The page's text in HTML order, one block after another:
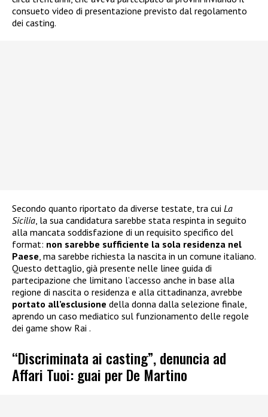
consueto video di presentazione previsto dal regolamento
dei casting.
Secondo quanto riportato da diverse testate, tra cui La
Sicilia , la sua candidatura sarebbe stata respinta in seguito
alla mancata soddisfazione di un requisito specifico del
format: non sarebbe sufficiente la sola residenza nel
Paese , ma sarebbe richiesta la nascita in un comune italiano.
Questo dettaglio, già presente nelle linee guida di
partecipazione che limitano l’accesso anche in base alla
regione di nascita o residenza e alla cittadinanza, avrebbe
portato all’esclusione della donna dalla selezione finale,
aprendo un caso mediatico sul funzionamento delle regole
dei game show Rai .
“Discriminata ai casting”, denuncia ad
Affari Tuoi: guai per De Martino